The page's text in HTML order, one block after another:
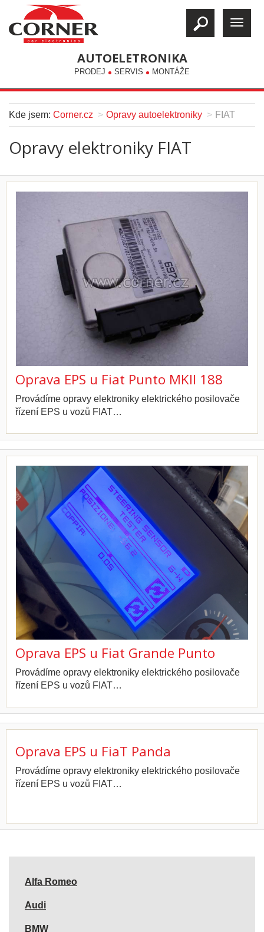
AUTOELETRONIKA
PRODEJ SERVIS MONTÁŽE
Kde jsem: Corner.cz Opravy autoelektroniky FIAT
Opravy elektroniky FIAT
Oprava EPS u Fiat Punto MKII 188
Provádíme opravy elektroniky elektrického posilovače
řízení EPS u vozů FIAT…
Oprava EPS u Fiat Grande Punto
Provádíme opravy elektroniky elektrického posilovače
řízení EPS u vozů FIAT…
Oprava EPS u FiaT Panda
Provádíme opravy elektroniky elektrického posilovače
řízení EPS u vozů FIAT…
Alfa Romeo
Audi
BMW